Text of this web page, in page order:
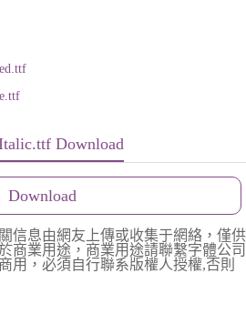
Download
Download
信息由網友上傳或收集于網絡，僅供
商業用途，商業用途請聯繫字體公司
用，必須自行聯系版權人授權,否則